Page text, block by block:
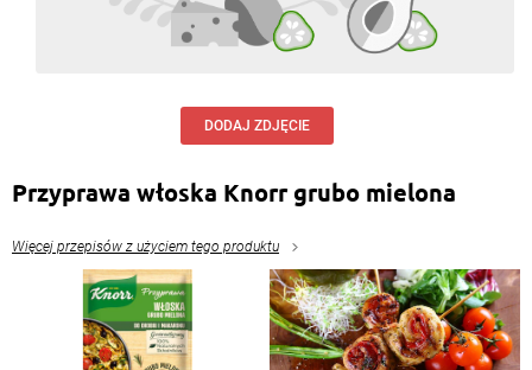
DODAJ ZDJĘCIE
Przyprawa włoska Knorr grubo mielona
Więcej przepisów z użyciem tego produktu